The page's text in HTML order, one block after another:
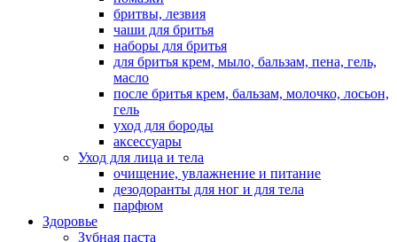
бритвы, лезвия
чаши для бритья
наборы для бритья
для бритья крем, мыло, бальзам, пена, гель,
масло
после бритья крем, бальзам, молочко, лосьон,
гель
уход для бороды
аксессуары
Уход для лица и тела
очищение, увлажнение и питание
дезодоранты для ног и для тела
парфюм
Здоровье
Зубная паста